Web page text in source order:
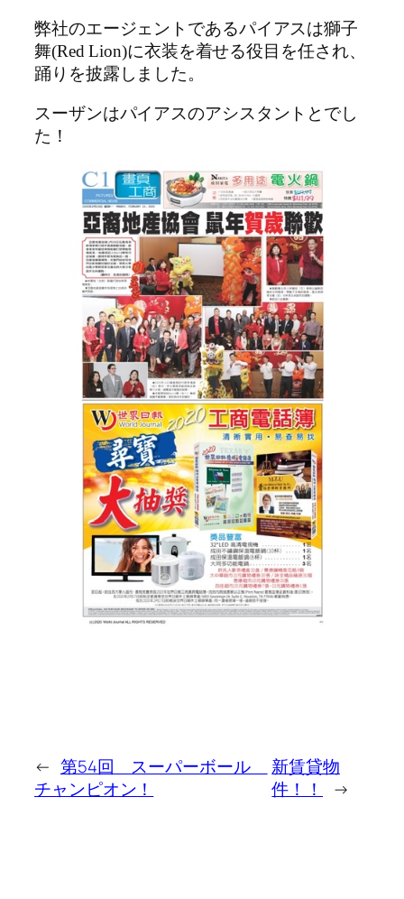
弊社のエージェントであるパイアスは獅子
舞(Red Lion)に衣装を着せる役目を任され、
踊りを披露しました。
スーザンはパイアスのアシスタントとでし
た！
← 第54回 スーパーボール
チャンピオン！
新賃貸物
件！！
→